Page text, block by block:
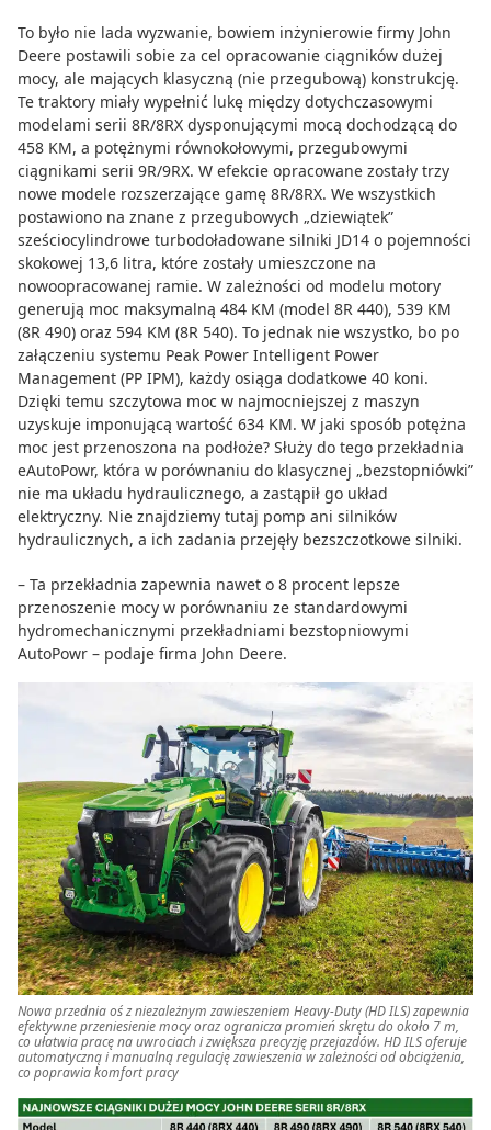
To było nie lada wyzwanie, bowiem inżynierowie firmy John
Deere postawili sobie za cel opracowanie ciągników dużej
mocy, ale mających klasyczną (nie przegubową) konstrukcję.
Te traktory miały wypełnić lukę między dotychczasowymi
modelami serii 8R/8RX dysponującymi mocą dochodzącą do
458 KM, a potężnymi równokołowymi, przegubowymi
ciągnikami serii 9R/9RX. W efekcie opracowane zostały trzy
nowe modele rozszerzające gamę 8R/8RX. We wszystkich
postawiono na znane z przegubowych „dziewiątek”
sześciocylindrowe turbodoładowane silniki JD14 o pojemności
skokowej 13,6 litra, które zostały umieszczone na
nowoopracowanej ramie. W zależności od modelu motory
generują moc maksymalną 484 KM (model 8R 440), 539 KM
(8R 490) oraz 594 KM (8R 540). To jednak nie wszystko, bo po
załączeniu systemu Peak Power Intelligent Power
Management (PP IPM), każdy osiąga dodatkowe 40 koni.
Dzięki temu szczytowa moc w najmocniejszej z maszyn
uzyskuje imponującą wartość 634 KM. W jaki sposób potężna
moc jest przenoszona na podłoże? Służy do tego przekładnia
eAutoPowr, która w porównaniu do klasycznej „bezstopniówki”
nie ma układu hydraulicznego, a zastąpił go układ
elektryczny. Nie znajdziemy tutaj pomp ani silników
hydraulicznych, a ich zadania przejęły bezszczotkowe silniki.
– Ta przekładnia zapewnia nawet o 8 procent lepsze
przenoszenie mocy w porównaniu ze standardowymi
hydromechanicznymi przekładniami bezstopniowymi
AutoPowr – podaje firma John Deere.
Nowa przednia oś z niezależnym zawieszeniem Heavy-Duty (HD ILS) zapewnia
efektywne przeniesienie mocy oraz ogranicza promień skrętu do około 7 m,
co ułatwia pracę na uwrociach i zwiększa precyzję przejazdów. HD ILS oferuje
automatyczną i manualną regulację zawieszenia w zależności od obciążenia,
co poprawia komfort pracy